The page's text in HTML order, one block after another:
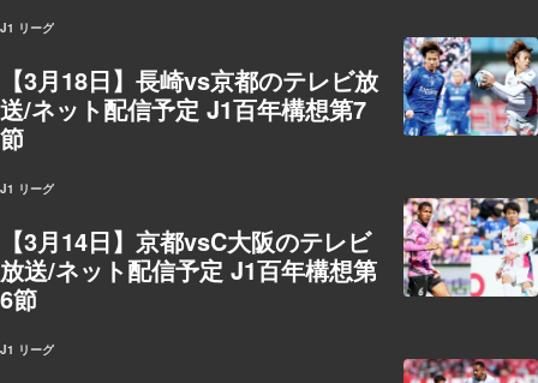
J1 リーグ
【3月18日】長崎vs京都のテレビ放
送/ネット配信予定 J1百年構想第7
節
J1 リーグ
【3月14日】京都vsC大阪のテレビ
放送/ネット配信予定 J1百年構想第
6節
J1 リーグ